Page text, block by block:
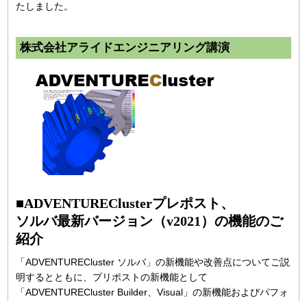
たしました。
株式会社アライドエンジニアリング講演
■ADVENTUREClusterプレポスト、
ソルバ最新バージョン（v2021）の機能のご
紹介
「ADVENTURECluster ソルバ」の新機能や改善点についてご説
明するとともに、プリポストの新機能として
「ADVENTURECluster Builder、Visual」の新機能およびパフォ